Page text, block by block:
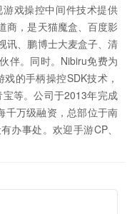
戏操控中间件技术提供
商，是天猫魔盒、百度影
讯、鹏博士大麦盒子、清
伴。同时。Nibiru免费为
的手柄操控SDK技术，
等。公司于2013年完成
千万级融资，总部位于南
办事处。欢迎手游CP、